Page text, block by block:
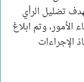
تضليل الرأي
الأمور، وتم ابلاغ
الإجراءات